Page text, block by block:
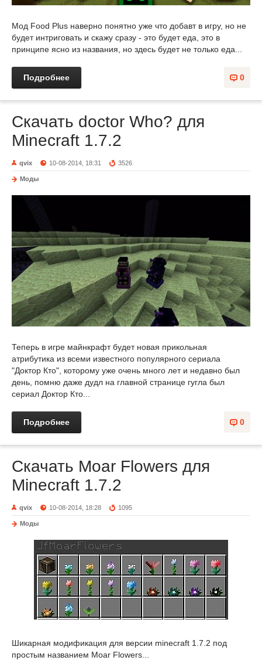
Мод Food Plus наверно понятно уже что добавт в игру, но не
будет интриговать и скажу сразу - это будет еда, это в
принципе ясно из названия, но здесь будет не только еда...
0
Подробнее
Скачать doctor Who? для
Minecraft 1.7.2
qvix 10-08-2014, 18:31 3526
Моды
Теперь в игре майнкрафт будет новая прикольная
атрибутика из всеми известного популярного сериала
"Доктор Кто", которому уже очень много лет и недавно был
день, помню даже дудл на главной странице гугла был
сериал Доктор Кто...
0
Подробнее
Скачать Moar Flowers для
Minecraft 1.7.2
qvix 10-08-2014, 18:28 1095
Моды
Шикарная модификация для версии minecraft 1.7.2 под
простым названием Moar Flowers...